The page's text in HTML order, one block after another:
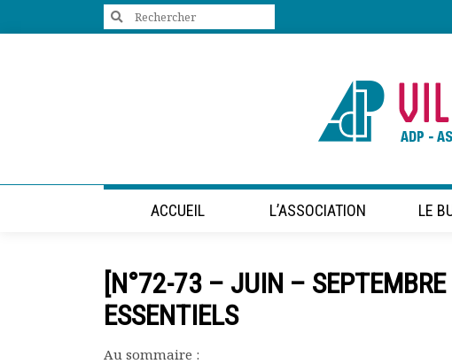
Statuts de l’association
Vie de l’association
Search
ACCUEIL L’ASSOCIATION LE
[N°72-73 – JUIN –
ESSENTIELS
Au sommaire :